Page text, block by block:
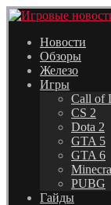
Новости
Обзоры
Железо
Игры
Call of
CS 2
Dota 2
GTA 5
GTA 6
PUBG
Гайды